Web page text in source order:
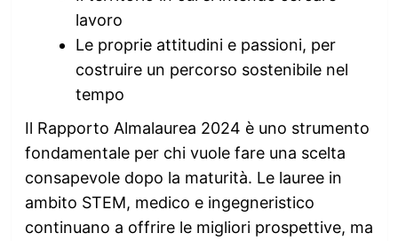
lavoro
Le proprie attitudini e passioni, per
costruire un percorso sostenibile nel
tempo
Il Rapporto Almalaurea 2024 è uno strumento
fondamentale per chi vuole fare una scelta
consapevole dopo la maturità. Le lauree in
ambito STEM, medico e ingegneristico
continuano a offrire le migliori prospettive, ma